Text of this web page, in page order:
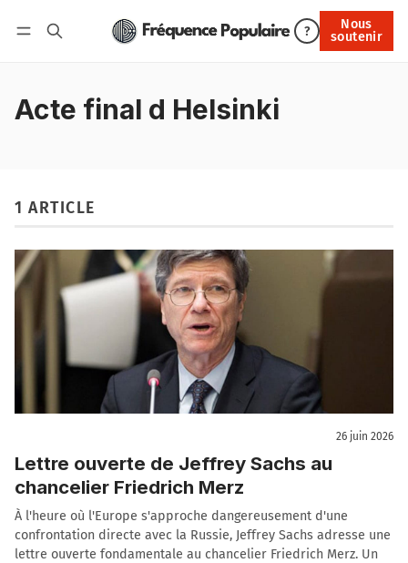
?
Nous
soutenir
Nous soutenir
Acte final d Helsinki
1 ARTICLE
26 juin 2026
Lettre ouverte de Jeffrey Sachs au
chancelier Friedrich Merz
À l'heure où l'Europe s'approche dangereusement d'une
confrontation directe avec la Russie, Jeffrey Sachs adresse une
lettre ouverte fondamentale au chancelier Friedrich Merz. Un